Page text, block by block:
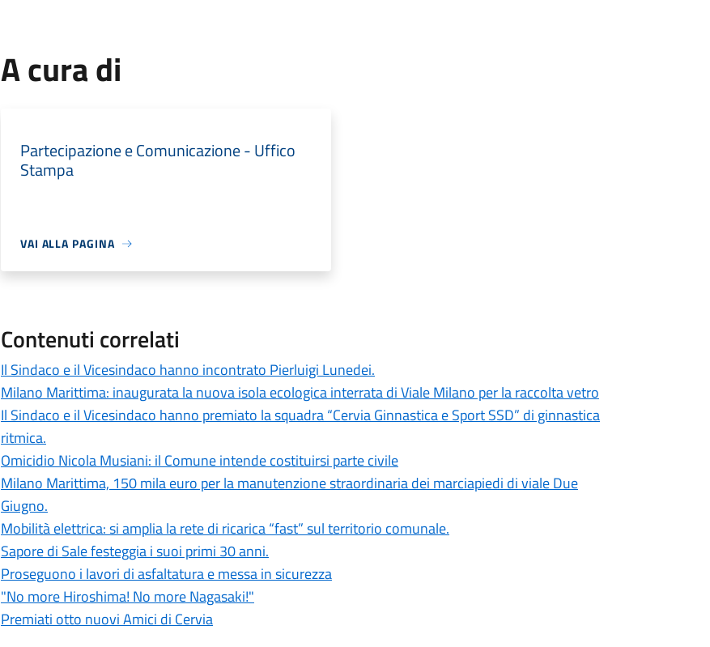
A cura di
Partecipazione e Comunicazione - Uffico
Stampa
VAI ALLA PAGINA
Contenuti correlati
Il Sindaco e il Vicesindaco hanno incontrato Pierluigi Lunedei.
Milano Marittima: inaugurata la nuova isola ecologica interrata di Viale Milano per la raccolta vetro
Il Sindaco e il Vicesindaco hanno premiato la squadra “Cervia Ginnastica e Sport SSD” di ginnastica
ritmica.
Omicidio Nicola Musiani: il Comune intende costituirsi parte civile
Milano Marittima, 150 mila euro per la manutenzione straordinaria dei marciapiedi di viale Due
Giugno.
Mobilità elettrica: si amplia la rete di ricarica “fast” sul territorio comunale.
Sapore di Sale festeggia i suoi primi 30 anni.
Proseguono i lavori di asfaltatura e messa in sicurezza
"No more Hiroshima! No more Nagasaki!"
Premiati otto nuovi Amici di Cervia